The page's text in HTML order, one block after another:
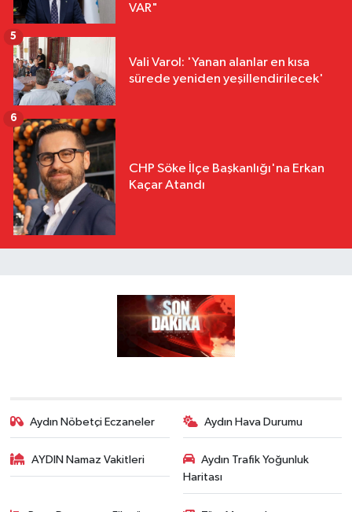
VAR"
Vali Varol: 'Yanan alanlar en kısa
sürede yeniden yeşillendirilecek'
5
CHP Söke İlçe Başkanlığı'na Erkan
Kaçar Atandı
6
Aydın Nöbetçi Eczaneler Aydın Hava Durumu
AYDIN Namaz Vakitleri
Aydın Trafik Yoğunluk
Haritası